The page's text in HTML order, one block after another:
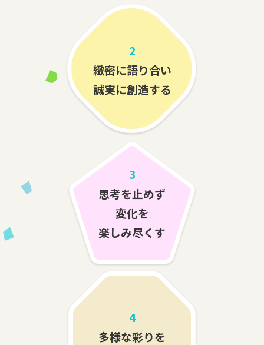
2
緻密に語り合い
誠実に創造する
3
思考を止めず
変化を
楽しみ尽くす
4
多様な彩りを